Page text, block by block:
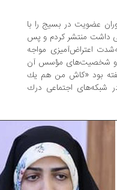
در بسیج را با
منتشر كردم و پس
مواجه
مؤسس آن
«كاش من هم یك
اجتماعی درك